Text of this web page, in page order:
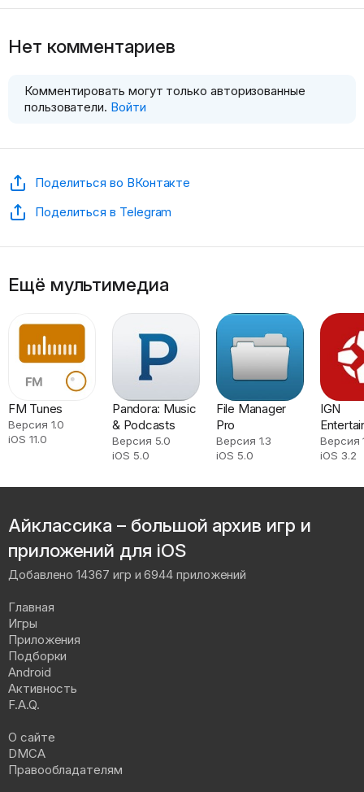
Нет комментариев
Комментировать могут только авторизованные
пользователи. Войти
Поделиться во ВКонтакте
Поделиться в Telegram
Ещё мультимедиа
FM Tunes
Версия 1.0
iOS 11.0
Pandora: Music
& Podcasts
Версия 5.0
iOS 5.0
File Manager
Pro
Версия 1.3
iOS 5.0
IGN
Версия
iOS 3.2
Айклассика – большой архив игр и
приложений для iOS
Добавлено 14367 игр и 6944 приложений
Главная
Игры
Приложения
Подборки
Android
Активность
F.A.Q.
О сайте
DMCA
Правообладателям